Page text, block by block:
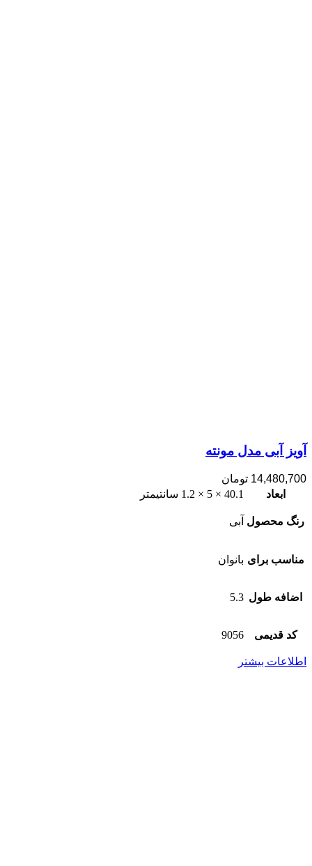
آویز آبی مدل مونته
14,480,700 تومان
ابعاد
40.1 × 5 × 1.2 سانتیمتر
رنگ محصول آبی
مناسب برای بانوان
اضافه طول 5.3
کد قدیمی 9056
اطلاعات بیشتر